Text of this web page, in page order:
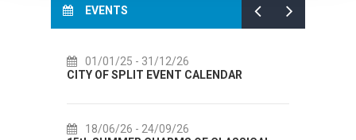
EVENTS
CALENDAR
72th SPLIT SUMMER FESTIVAL